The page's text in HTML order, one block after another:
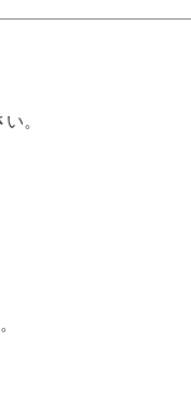
。